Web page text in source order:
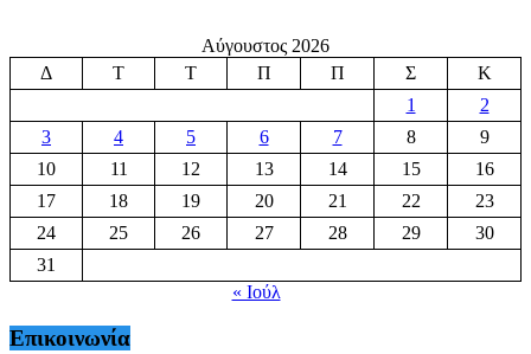
Αύγουστος 2026
Δ
Τ Τ Π Π Σ
Κ
1
2
3
4 5 6 7 8
9
10
11 12 13 14 15
16
17
18 19 20 21 22
23
24
25 26 27 28 29
30
31
« Ιούλ
Επικοινωνία